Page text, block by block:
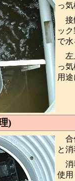
っ気
ッ
で水
っ
用途
)
と消
使用